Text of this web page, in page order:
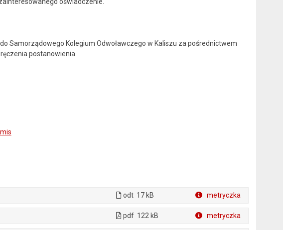
oświadczenie.
Samorządowego Kolegium Odwoławczego w Kaliszu za pośrednictwem
postanowienia.
odt 17 kB metryczka
pdf 122 kB metryczka